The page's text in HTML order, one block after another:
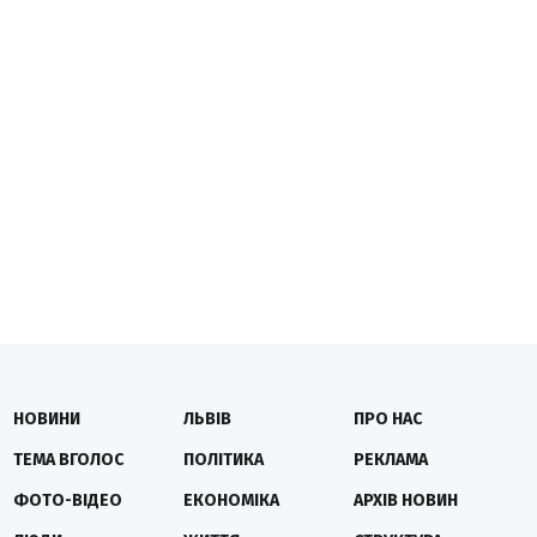
НОВИНИ
ТЕМА ВГОЛОС
ФОТО-ВІДЕО
ЛЬВІВ
ПОЛІТИКА
ЕКОНОМІКА
ПРО НАС
РЕКЛАМА
АРХІВ НОВИН